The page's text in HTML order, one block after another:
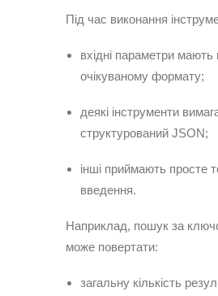
Під час виконання
вхідні параметри мають
очікуваному формату;
деякі інструменти
структурований JSON;
інші приймають просте
введення.
Наприклад, пошук за
може повертати:
загальну кількість